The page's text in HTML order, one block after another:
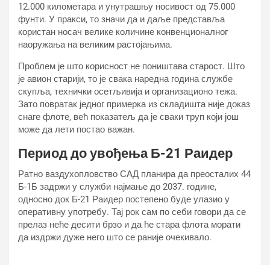
12.000 километара и унутрашњу носивост од 75.000
фунти. У пракси, то значи да и даље представља
користан носач велике количине конвенционалног
наоружања на великим растојањима.
Проблем је што корисност не поништава старост. Што
је авион старији, то је свака наредна година службе
скупља, технички осетљивија и организационо тежа.
Зато повратак једног примерка из складишта није доказ
снаге флоте, већ показатељ да је сваки труп који још
може да лети постао важан.
Период до увођења Б-21 Раидер
Ратно ваздухопловство САД планира да преосталих 44
Б-1Б задржи у служби најмање до 2037. године,
односно док Б-21 Раидер постепено буде улазио у
оперативну употребу. Тај рок сам по себи говори да се
прелаз неће десити брзо и да ће стара флота морати
да издржи дуже него што се раније очекивало.